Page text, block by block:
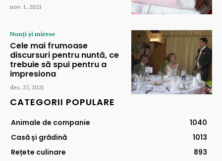
nov. 1, 2021
Nunți și mirese
Cele mai frumoase
discursuri pentru nuntă, ce
trebuie să spui pentru a
impresiona
dec. 27, 2021
CATEGORII POPULARE
Animale de companie
1040
Casă și grădină
1013
Rețete culinare
893